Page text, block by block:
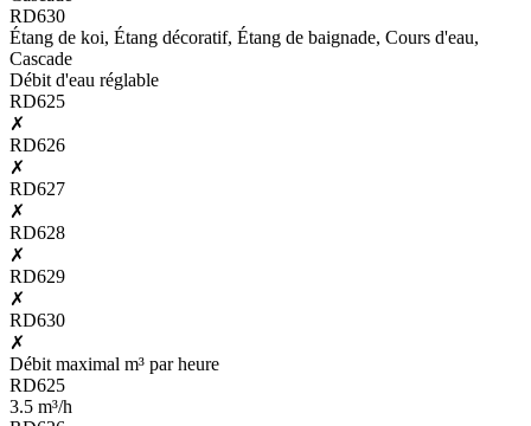
RD630
Étang de koi, Étang décoratif, Étang de baignade, Cours d'eau,
Cascade
Débit d'eau réglable
RD625
✗
RD626
✗
RD627
✗
RD628
✗
RD629
✗
RD630
✗
Débit maximal m³ par heure
RD625
3.5 m³/h